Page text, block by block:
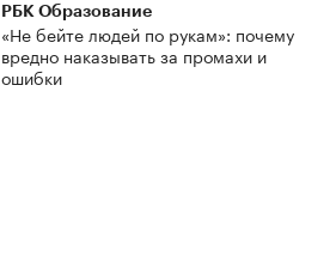
РБК Образование
«Не бейте людей по рукам»: почему
вредно наказывать за промахи и
ошибки